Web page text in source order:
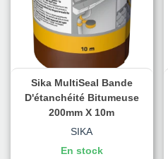
Sika MultiSeal Bande
D'étanchéité Bitumeuse
200mm X 10m
SIKA
En stock